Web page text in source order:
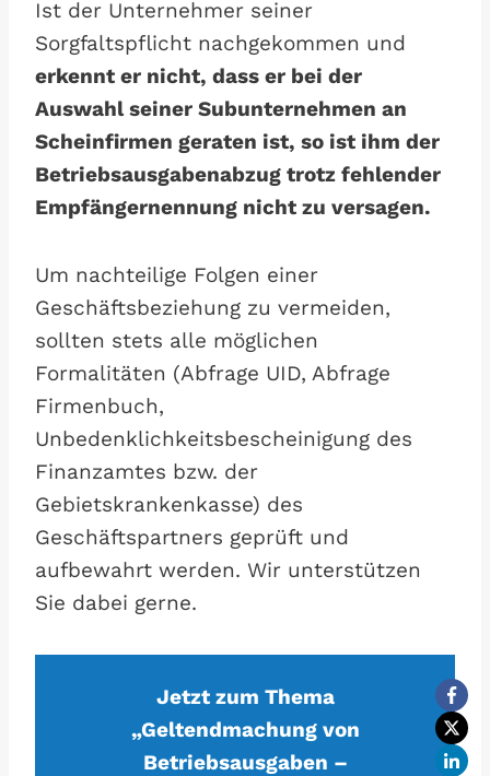
Ist der Unternehmer seiner
Sorgfaltspflicht nachgekommen und
erkennt er nicht, dass er bei der
Auswahl seiner Subunternehmen an
Scheinfirmen geraten ist, so ist ihm der
Betriebsausgabenabzug trotz fehlender
Empfängernennung nicht zu versagen.
Um nachteilige Folgen einer
Geschäftsbeziehung zu vermeiden,
sollten stets alle möglichen
Formalitäten (Abfrage UID, Abfrage
Firmenbuch,
Unbedenklichkeitsbescheinigung des
Finanzamtes bzw. der
Gebietskrankenkasse) des
Geschäftspartners geprüft und
aufbewahrt werden. Wir unterstützen
Sie dabei gerne.
Jetzt zum Thema
„Geltendmachung von
Betriebsausgaben –